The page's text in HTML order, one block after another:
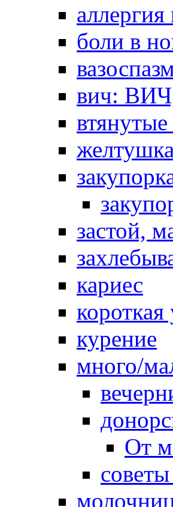
боли в
вич:
желтушка
застой,
кариес
короткая
курение
много/
От